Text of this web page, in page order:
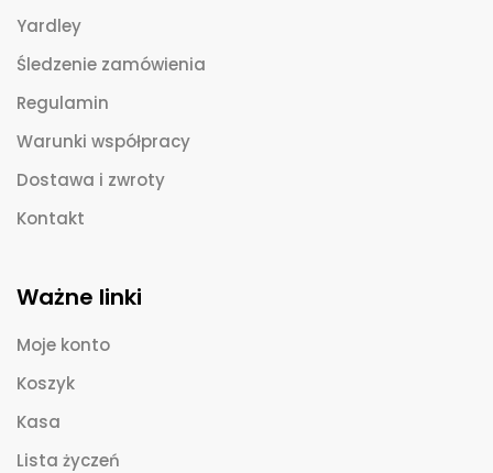
Yardley
Śledzenie zamówienia
Regulamin
Warunki współpracy
Dostawa i zwroty
Kontakt
Ważne linki
Moje konto
Koszyk
Kasa
Lista życzeń